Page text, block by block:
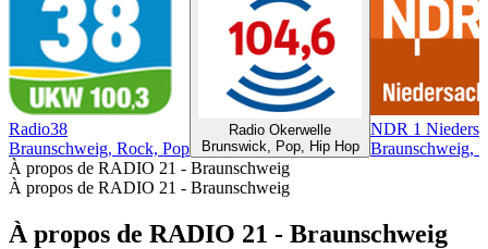
Radio38
Braunschweig, Rock, Pop
Radio Okerwelle
Brunswick, Pop, Hip Hop
NDR 1
Braunschweig,
À propos de RADIO 21 - Braunschweig
À propos de RADIO 21 - Braunschweig
À propos de RADIO 21 - Braunschweig